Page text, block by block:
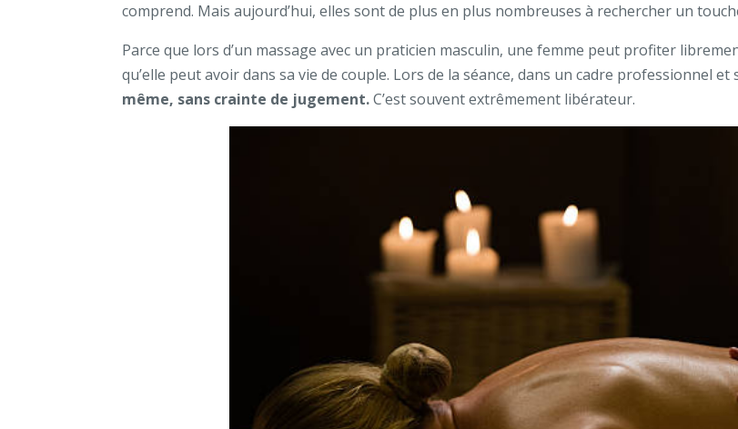
comprend. Mais aujourd’hui, elles sont de plus en plus nombreuses à rechercher un
Parce que lors d’un massage avec un praticien masculin, une femme peut profiter
qu’elle peut avoir dans sa vie de couple. Lors de la séance, dans un cadre professionnel et
même, sans crainte de jugement.C’est souvent extrêmement libérateur.